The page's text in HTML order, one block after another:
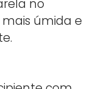
no
mais úmida e